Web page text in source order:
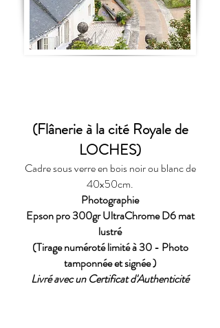
(Flânerie à la cité Royale de
LOCHES)
Cadre sous verre en bois noir ou blanc de
40x50cm.
Photographie
Epson pro 300gr UltraChrome D6 mat
lustré
(Tirage numéroté limité à 30 - Photo
tamponnée et signée)
Livré avec un Certificatd'Authenticité